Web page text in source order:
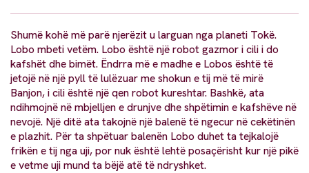
Shumë kohë më parë njerëzit u larguan nga planeti Tokë.
Lobo mbeti vetëm. Lobo është një robot gazmor i cili i do
kafshët dhe bimët. Ëndrra më e madhe e Lobos është të
jetojë në një pyll të lulëzuar me shokun e tij më të mirë
Banjon, i cili është një qen robot kureshtar. Bashkë, ata
ndihmojnë në mbjelljen e drunjve dhe shpëtimin e kafshëve në
nevojë. Një ditë ata takojnë një balenë të ngecur në cekëtinën
e plazhit. Për ta shpëtuar balenën Lobo duhet ta tejkalojë
frikën e tij nga uji, por nuk është lehtë posaçërisht kur një pikë
e vetme uji mund ta bëjë atë të ndryshket.